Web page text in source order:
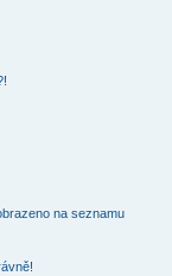
na seznamu